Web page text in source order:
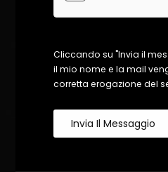
Cliccando su "Invia il
il mio nome e la mail
corretta erogazione del
Invia Il Messaggio